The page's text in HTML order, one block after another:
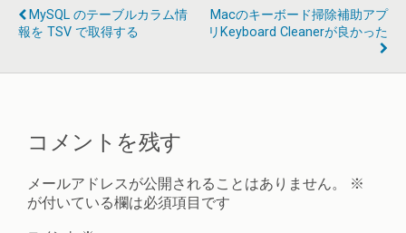
MySQL のテーブルカラム情
報を TSV で取得する
Macのキーボード掃除補助アプ
リKeyboard Cleanerが良かった
コメントを残す
メールアドレスが公開されることはありません。
※
が付いている欄は必須項目です